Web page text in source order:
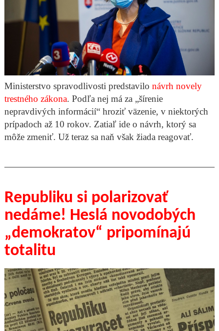
Ministerstvo spravodlivosti predstavilo návrh novely
trestného zákona. Podľa nej má za „šírenie
nepravdivých informácií“ hroziť väzenie, v niektorých
prípadoch až 10 rokov. Zatiaľ ide o návrh, ktorý sa
môže zmeniť. Už teraz sa naň však žiada reagovať.
Republiku si polarizovať
nedáme! Heslá novodobých
„demokratov“ pripomínajú
totalitu